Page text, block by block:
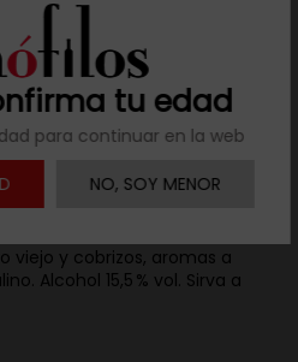
tu edad
para continuar en la web
NO, SOY MENOR
ficha
en D.O.P. Montilla‑Moriles.
viejo y cobrizos, aromas a
Alcohol 15,5 % vol. Sirva a